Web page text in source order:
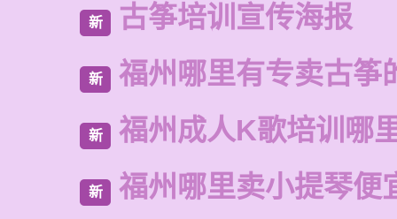
新 古筝培训宣传海报
新 福州哪里有专卖古筝
新 福州成人K歌培训哪
新 福州哪里卖小提琴便